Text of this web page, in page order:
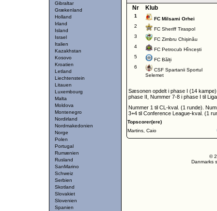
Gibraltar
Grækenland
Holland
Irland
Island
Israel
Italien
Kazakhstan
Kosovo
Kroatien
Letland
Liechtenstein
Litauen
Luxembourg
Malta
Moldova
Montenegro
Nordirland
Nordmakedonien
Norge
Polen
Portugal
Rumænien
Rusland
SanMarino
Schweiz
Serbien
Skotland
Slovakiet
Slovenien
Spanien
Nr
Klub
1
FC Milsami Orhei
2
FC Sheriff Tiraspol
3
FC Zimbru Chișinău
4
FC Petrocub Hîncești
5
FC Bălți
6
CSF Spartanii Sportul
Selemet
Sæsonen opdelt i phase I (14
phase II, Nummer 7-8 i phase I til
Nummer 1 til CL-kval. (1 runde).
3+4 til Conference League-kval. (1
Topscorer(ere)
Martins, Caio
©
Danmarks